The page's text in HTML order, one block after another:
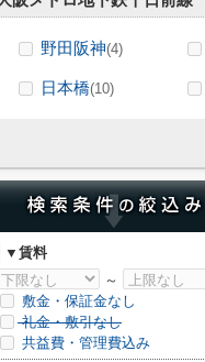
野田阪神(4)
日本橋(10)
▼賃料
～
敷金・保証金なし
礼金・敷引なし
共益費・管理費込み